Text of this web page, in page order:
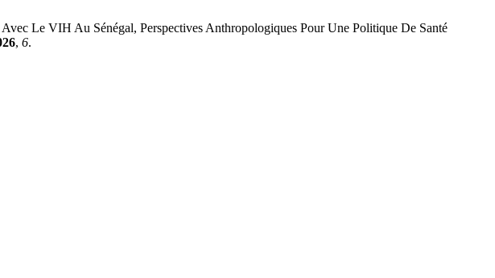
Le VIH Au Sénégal, Perspectives Anthropologiques Pour Une Politique De Santé
, 6.